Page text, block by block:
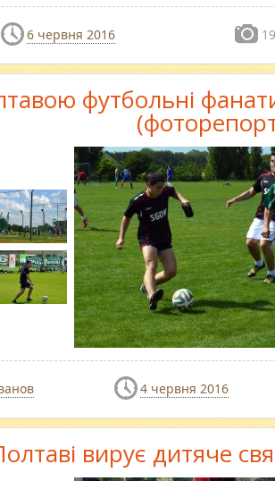
6 червня 2016 19
футбольні
4 червня 2016
вирує дитяче